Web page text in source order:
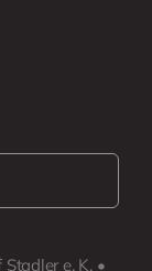
e. K. •